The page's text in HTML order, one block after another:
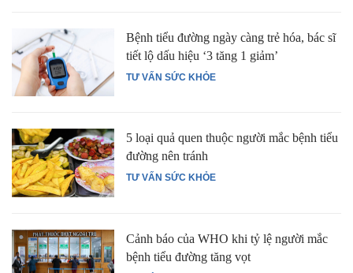
TƯ VẤN SỨC KHỎE
Bệnh tiểu đường ngày càng trẻ hóa, bác sĩ
tiết lộ dấu hiệu ‘3 tăng 1 giảm’
TƯ VẤN SỨC KHỎE
5 loại quả quen thuộc người mắc bệnh tiểu
đường nên tránh
Cảnh báo của WHO khi tỷ lệ người mắc
bệnh tiểu đường tăng vọt